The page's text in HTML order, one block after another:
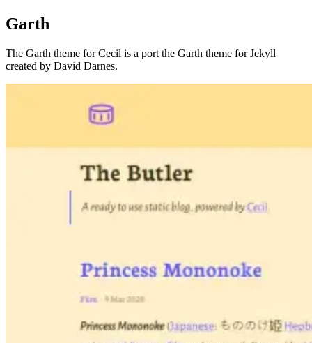
Garth
The Garth theme for Cecil is a port the Garth theme for Jekyll
created by David Darnes.